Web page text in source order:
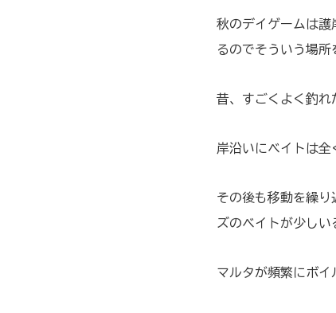
秋のデイゲームは護
るのでそういう場所
昔、すごくよく釣れ
岸沿いにベイトは全
その後も移動を繰
ズのベイトが少しい
マルタが頻繁にボイ